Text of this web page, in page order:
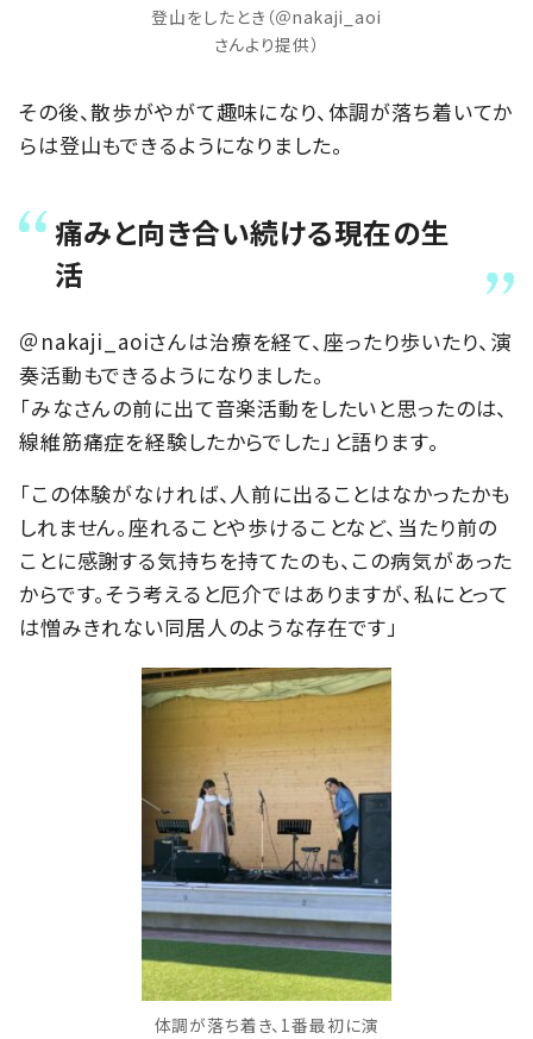
登山をしたとき（＠nakaji_aoi
さんより提供）
その後、散歩がやがて趣味になり、体調が落ち着いてか
らは登山もできるようになりました。
痛みと向き合い続ける現在の生
活
＠nakaji_aoiさんは治療を経て、座ったり歩いたり、演
奏活動もできるようになりました。
「みなさんの前に出て音楽活動をしたいと思ったのは、
線維筋痛症を経験したからでした」と語ります。
「この体験がなければ、人前に出ることはなかったかも
しれません。座れることや歩けることなど、当たり前の
ことに感謝する気持ちを持てたのも、この病気があった
からです。そう考えると厄介ではありますが、私にとって
は憎みきれない同居人のような存在です」
体調が落ち着き、1番最初に演